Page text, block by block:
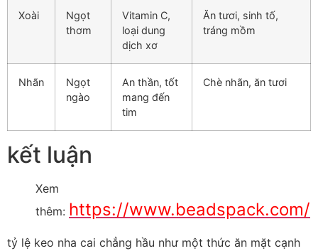
Xoài
Ngọt
thơm
Vitamin C,
loại dung
dịch xơ
Ăn tươi, sinh tố,
tráng mồm
Nhãn
Ngọt
ngào
An thần, tốt
mang đến
tim
Chè nhãn, ăn tươi
kết luận
Xem
thêm: https://www.beadspack.com/
tỷ lệ keo nha cai chẳng hầu như một thức ăn mặt cạnh